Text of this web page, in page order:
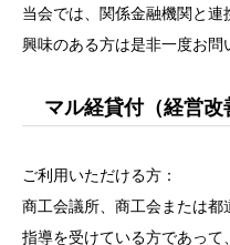
当会では、関係金融機関と連
興味のある方は是非一度お問
マル経貸付（経営改
ご利用いただける方：
商工会議所、商工会または
指導を受けている方であっ